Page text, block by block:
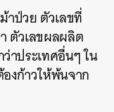
าป่วย ตัวเลขที่
ตัวเลขผลผลิต
าประเทศอื่นๆ ใน
งก้าวให้พ้นจาก